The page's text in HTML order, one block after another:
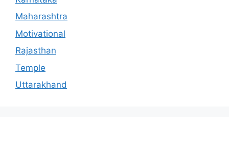
Maharashtra
Motivational
Rajasthan
Temple
Uttarakhand